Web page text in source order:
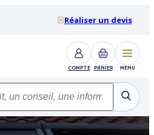
Réaliser un devis
COMPTE PANIER MENU